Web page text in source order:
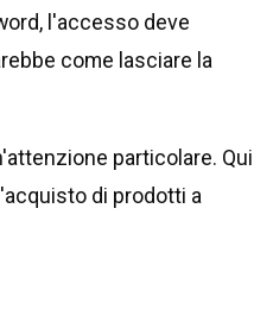
l'accesso deve
come lasciare la
particolare. Qui
di prodotti a